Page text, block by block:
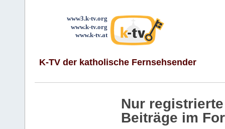
www3.k-tv.org
www.k-tv.org
www.k-tv.at
K-TV der katholische Fernsehsender
Nur
Beiträge im